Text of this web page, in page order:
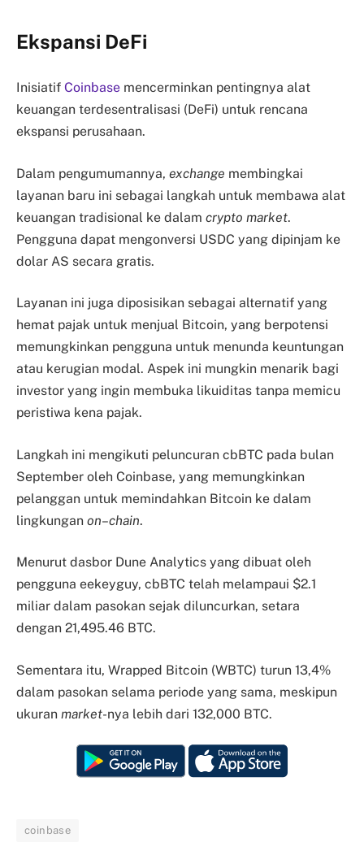
Ekspansi DeFi
Inisiatif Coinbase mencerminkan pentingnya alat
keuangan terdesentralisasi (DeFi) untuk rencana
ekspansi perusahaan.
Dalam pengumumannya, exchange membingkai
layanan baru ini sebagai langkah untuk membawa alat
keuangan tradisional ke dalam crypto market.
Pengguna dapat mengonversi USDC yang dipinjam ke
dolar AS secara gratis.
Layanan ini juga diposisikan sebagai alternatif yang
hemat pajak untuk menjual Bitcoin, yang berpotensi
memungkinkan pengguna untuk menunda keuntungan
atau kerugian modal. Aspek ini mungkin menarik bagi
investor yang ingin membuka likuiditas tanpa memicu
peristiwa kena pajak.
Langkah ini mengikuti peluncuran cbBTC pada bulan
September oleh Coinbase, yang memungkinkan
pelanggan untuk memindahkan Bitcoin ke dalam
lingkungan on–chain.
Menurut dasbor Dune Analytics yang dibuat oleh
pengguna eekeyguy, cbBTC telah melampaui $2.1
miliar dalam pasokan sejak diluncurkan, setara
dengan 21,495.46 BTC.
Sementara itu, Wrapped Bitcoin (WBTC) turun 13,4%
dalam pasokan selama periode yang sama, meskipun
ukuran market-nya lebih dari 132,000 BTC.
coinbase